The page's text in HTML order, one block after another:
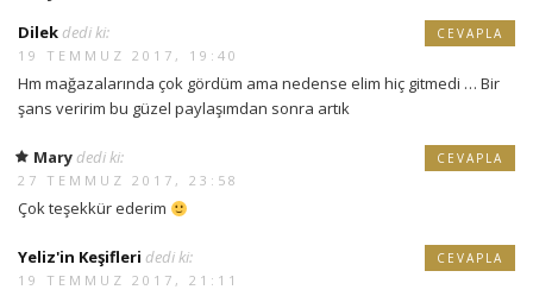
Dilek dedi ki:
19 TEMMUZ 2017, 19:40
Hm mağazalarında çok gördüm ama nedense elim hiç gitmedi … Bir
şans veririm bu güzel paylaşımdan sonra artık
CEVAPLA
Mary dedi ki:
27 TEMMUZ 2017, 23:58
Çok teşekkür ederim
CEVAPLA
Yeliz'in Keşifleri dedi ki:
19 TEMMUZ 2017, 21:11
CEVAPLA